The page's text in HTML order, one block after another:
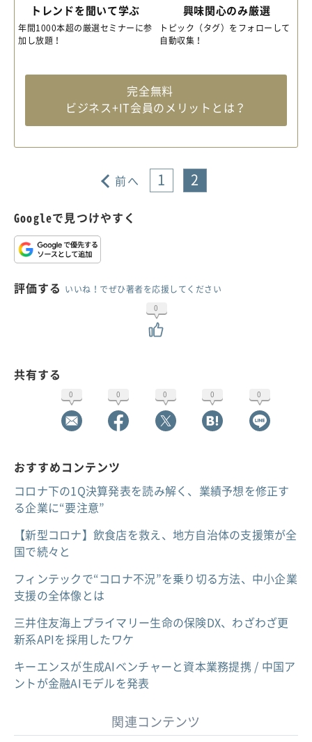
トレンドを聞いて学ぶ
年間1000本超の厳選セミナーに参
加し放題！
興味関心のみ厳選
トピック（タグ）をフォローして
自動収集！
完全無料
ビジネス+IT会員のメリットとは？
前へ 1 2
Googleで見つけやすく
評価する いいね！でぜひ著者を応援してください
0
共有する
0 0 0 0 0
おすすめコンテンツ
コロナ下の1Q決算発表を読み解く、業績予想を修正す
る企業に“要注意”
【新型コロナ】飲食店を救え、地方自治体の支援策が全
国で続々と
フィンテックで“コロナ不況”を乗り切る方法、中小企業
支援の全体像とは
三井住友海上プライマリー生命の保険DX、わざわざ更
新系APIを採用したワケ
キーエンスが生成AIベンチャーと資本業務提携 / 中国ア
ントが金融AIモデルを発表
関連コンテンツ